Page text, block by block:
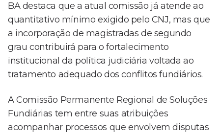
BA destaca que a atual comissão já atende ao
quantitativo mínimo exigido pelo CNJ, mas que
a incorporação de magistradas de segundo
grau contribuirá para o fortalecimento
institucional da política judiciária voltada ao
tratamento adequado dos conflitos fundiários.
A Comissão Permanente Regional de Soluções
Fundiárias tem entre suas atribuições
acompanhar processos que envolvem disputas